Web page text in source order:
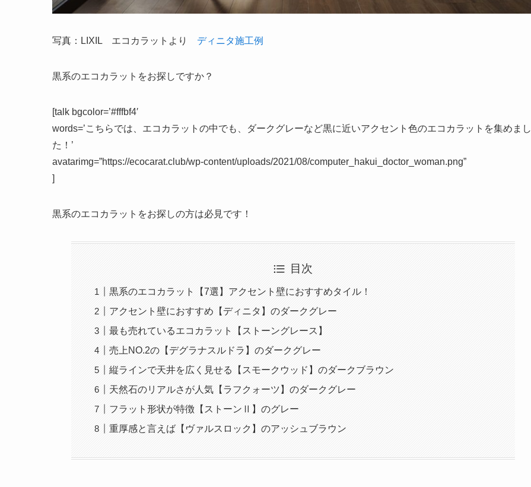
写真：LIXIL エコカラットより ディニタ施工例
黒系のエコカラットをお探しですか？
[talk bgcolor=’#fffbf4′
words=’こちらでは、エコカラットの中でも、ダークグレーなど黒に近いアクセント色のエコカラットを集めまし
た！’
avatarimg=”https://ecocarat.club/wp-content/uploads/2021/08/computer_hakui_doctor_woman.png”
]
黒系のエコカラットをお探しの方は必見です！
目次
黒系のエコカラット【7選】アクセント壁におすすめタイル！
アクセント壁におすすめ【ディニタ】のダークグレー
最も売れているエコカラット【ストーングレース】
売上NO.2の【デグラナスルドラ】のダークグレー
縦ラインで天井を広く見せる【スモークウッド】のダークブラウン
天然石のリアルさが人気【ラフクォーツ】のダークグレー
フラット形状が特徴【ストーンⅡ】のグレー
重厚感と言えば【ヴァルスロック】のアッシュブラウン